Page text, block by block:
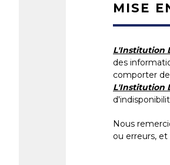
MISE
L'Institution
des
comporter
L'Institution
Nous
ou erreurs,